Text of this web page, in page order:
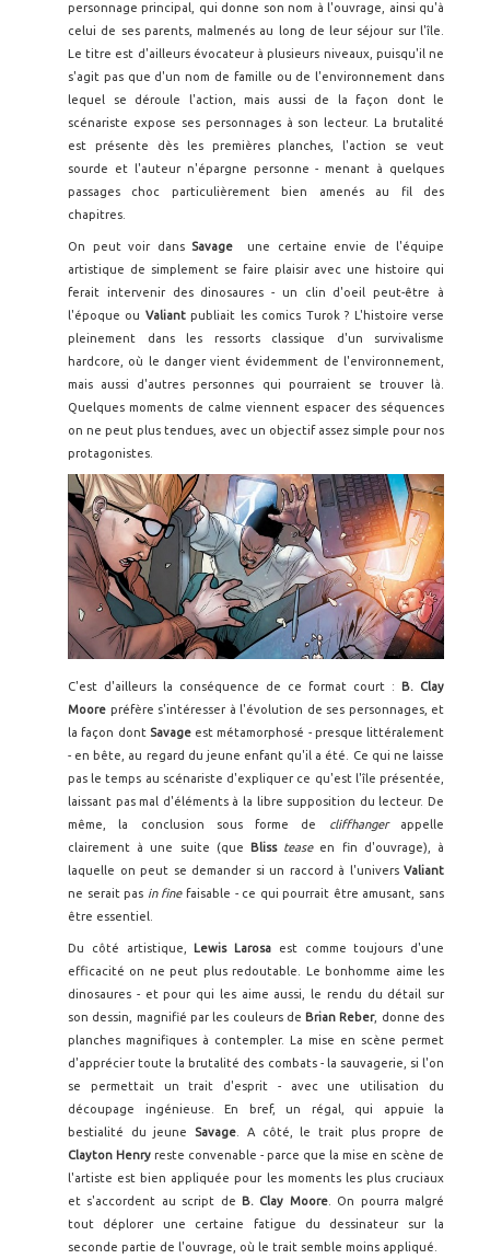
personnage principal, qui donne son nom à l'ouvrage, ainsi qu'à
celui de ses parents, malmenés au long de leur séjour sur l'île.
Le titre est d'ailleurs évocateur à plusieurs niveaux, puisqu'il ne
s'agit pas que d'un nom de famille ou de l'environnement dans
lequel se déroule l'action, mais aussi de la façon dont le
scénariste expose ses personnages à son lecteur. La brutalité
est présente dès les premières planches, l'action se veut
sourde et l'auteur n'épargne personne - menant à quelques
passages choc particulièrement bien amenés au fil des
chapitres.
On peut voir dans Savage
une certaine envie de l'équipe
artistique de simplement se faire plaisir avec une histoire qui
ferait intervenir des dinosaures - un clin d'oeil peut-être à
l'époque ou Valiantpubliait les comics Turok ? L'histoire verse
pleinement dans les ressorts classique d'un survivalisme
hardcore, où le danger vient évidemment de l'environnement,
mais aussi d'autres personnes qui pourraient se trouver là.
Quelques moments de calme viennent espacer des séquences
on ne peut plus tendues, avec un objectif assez simple pour nos
protagonistes.
C'est d'ailleurs la conséquence de ce format court :
B. Clay
Moore préfère s'intéresser à l'évolution de ses personnages, et
la façon dont Savage est métamorphosé - presque littéralement
- en bête, au regard du jeune enfant qu'il a été. Ce qui ne laisse
pas le temps au scénariste d'expliquer ce qu'est l'île présentée,
laissant pas mal d'éléments à la libre supposition du lecteur. De
même, la conclusion sous forme de
cliffhangerappelle
clairement à une suite (que
Bliss teaseen fin d'ouvrage), à
laquelle on peut se demander si un raccord à l'univers Valiant
ne serait pas in fine faisable - ce qui pourrait être amusant, sans
être essentiel.
Du côté artistique, Lewis Larosa
est comme toujours d'une
efficacité on ne peut plus redoutable. Le bonhomme aime les
dinosaures - et pour qui les aime aussi, le rendu du détail sur
son dessin, magnifié par les couleurs de Brian Reber, donne des
planches magnifiques à contempler. La mise en scène permet
d'apprécier toute la brutalité des combats - la sauvagerie, si l'on
se permettait un trait d'esprit - avec une utilisation du
découpage ingénieuse. En bref, un régal, qui appuie la
bestialité du jeune Savage . A côté, le trait plus propre de
Clayton Henry reste convenable - parce que la mise en scène de
l'artiste est bien appliquée pour les moments les plus cruciaux
et s'accordent au script de
B. Clay Moore. On pourra malgré
tout déplorer une certaine fatigue du dessinateur sur la
seconde partie de l'ouvrage, où le trait semble moins appliqué.